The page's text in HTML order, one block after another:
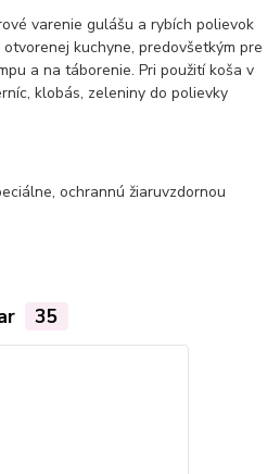
varenie gulášu a rybích polievok
kuchyne, predovšetkým pre
a na táborenie. Pri použití koša v
klobás, zeleniny do polievky
35